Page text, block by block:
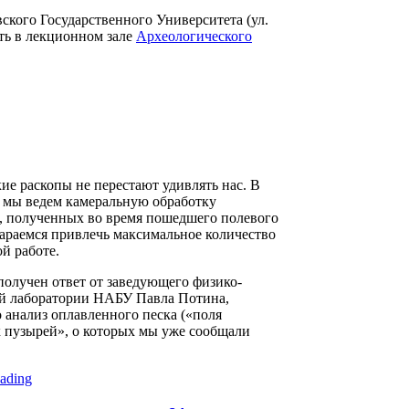
Государственного Университета (ул.
в лекционном зале Археологического
раскопы не перестают удивлять нас. В
мы ведем камеральную обработку
полученных во время пошедшего полевого
привлечь максимальное количество
работе.
ответ от заведующего физико-
лаборатории НАБУ Павла Потина,
оплавленного песка («поля
пузырей», о которых мы уже сообщали